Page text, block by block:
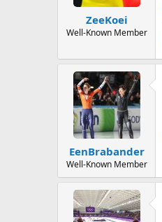
ZeeKoei
Well-Known Member
EenBrabander
Well-Known Member